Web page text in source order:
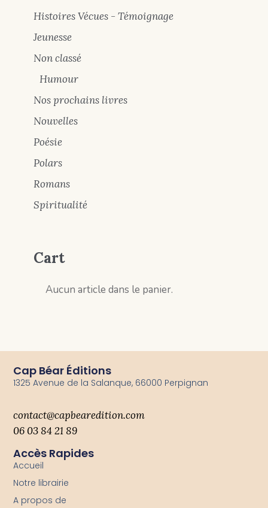
Histoires Vécues - Témoignage
Jeunesse
Non classé
Humour
Nos prochains livres
Nouvelles
Poésie
Polars
Romans
Spiritualité
Cart
Aucun article dans le panier.
Accès Rapides
Accueil
Notre librairie
A propos de
Cap Béar Éditions
1325 Avenue de la Salanque, 66000 Perpignan
contact@capbearedition.com
06 03 84 21 89